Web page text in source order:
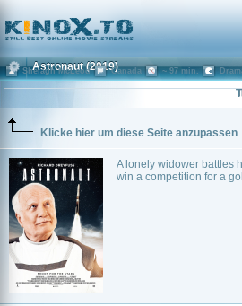
Home
Astronaut (2019)
Klicke hier um diese Seite anzupassen
A lonely widower battles
win a competition for a
Shelagh McLeod Canada ~ 97 min.